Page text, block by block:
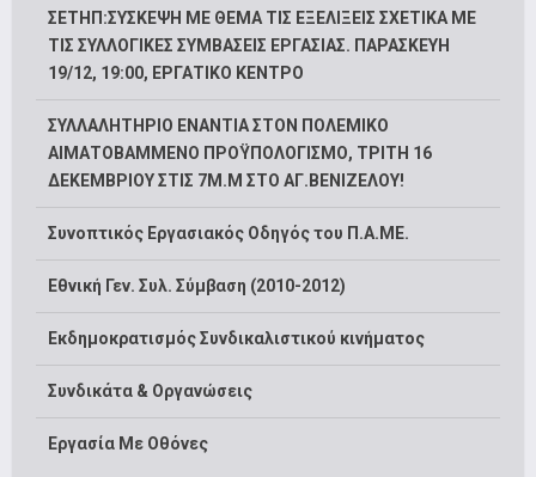
ΣΕΤΗΠ:ΣΥΣΚΕΨΗ ΜΕ ΘΕΜΑ ΤΙΣ ΕΞΕΛΙΞΕΙΣ ΣΧΕΤΙΚΑ ΜΕ
ΤΙΣ ΣΥΛΛΟΓΙΚΕΣ ΣΥΜΒΑΣΕΙΣ ΕΡΓΑΣΙΑΣ. ΠΑΡΑΣΚΕΥΗ
19/12, 19:00, ΕΡΓΑΤΙΚΟ ΚΕΝΤΡΟ
ΣΥΛΛΑΛΗΤΗΡΙΟ ΕΝΑΝΤΙΑ ΣΤΟΝ ΠΟΛΕΜΙΚΟ
ΑΙΜΑΤΟΒΑΜΜΕΝΟ ΠΡΟΫΠΟΛΟΓΙΣΜΟ, ΤΡΙΤΗ 16
ΔΕΚΕΜΒΡΙΟΥ ΣΤΙΣ 7Μ.Μ ΣΤΟ ΑΓ.ΒΕΝΙΖΕΛΟΥ!
Συνοπτικός Εργασιακός Οδηγός του Π.Α.ΜΕ.
Εθνική Γεν. Συλ. Σύμβαση (2010-2012)
Εκδημοκρατισμός Συνδικαλιστικού κινήματος
Συνδικάτα & Οργανώσεις
Εργασία Με Οθόνες